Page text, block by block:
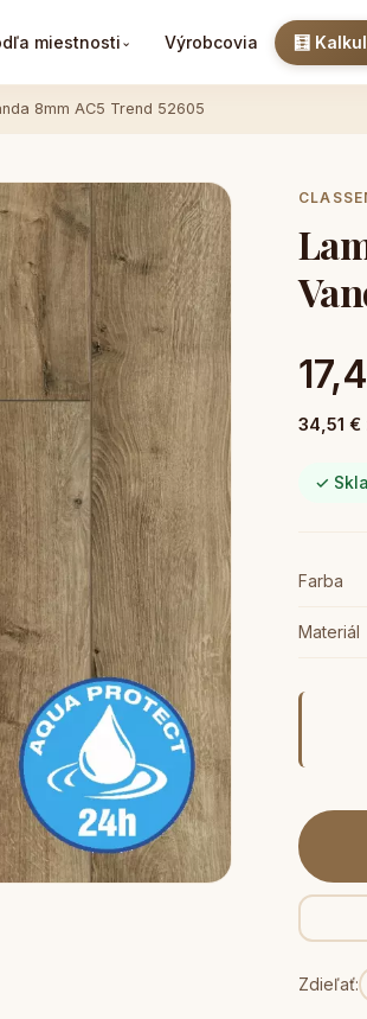
miestnosti ⌄ Výrobcovia 🧮
8mm AC5 Trend 52605
34,51 €
✓
Farba
Materiál
Zdieľať: